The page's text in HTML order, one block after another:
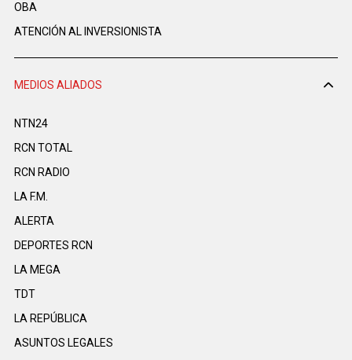
OBA
ATENCIÓN AL INVERSIONISTA
MEDIOS ALIADOS
NTN24
RCN TOTAL
RCN RADIO
LA F.M.
ALERTA
DEPORTES RCN
LA MEGA
TDT
LA REPÚBLICA
ASUNTOS LEGALES